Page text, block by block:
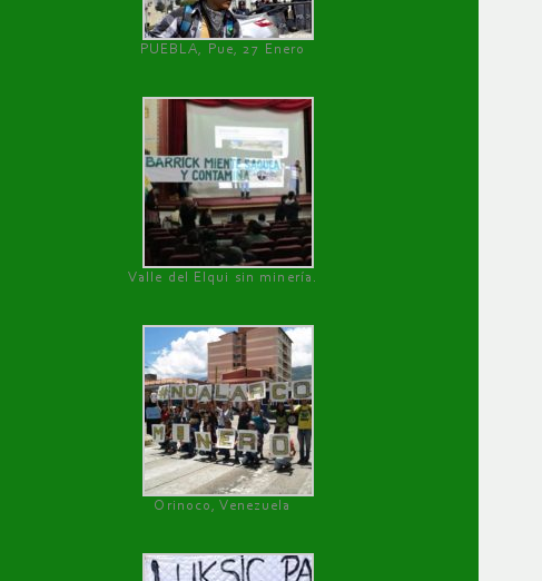
PUEBLA, Pue, 27 Enero
Valle del Elqui sin minería.
Orinoco, Venezuela